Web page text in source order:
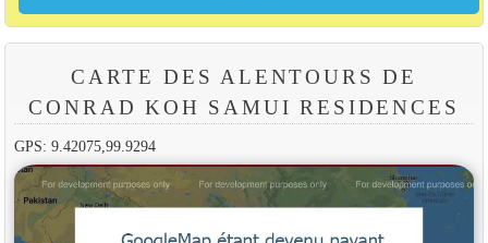
CARTE DES ALENTOURS DE
CONRAD KOH SAMUI RESIDENCES
GPS: 9.42075,99.9294